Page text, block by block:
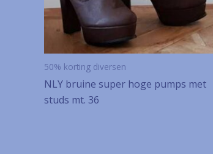
50% korting diversen
NLY bruine super hoge pumps met
studs mt. 36